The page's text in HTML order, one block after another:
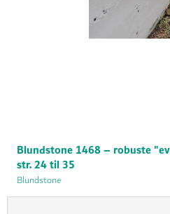
Blundstone 1468 – robuste
str. 24 til 35
Blundstone